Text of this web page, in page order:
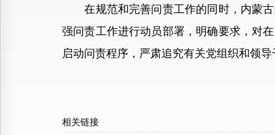
在规范和完善问责工作的同时，内蒙古
强问责工作进行动员部署，明确要求，对
启动问责程序，严肃追究有关党组织和领
相关链接